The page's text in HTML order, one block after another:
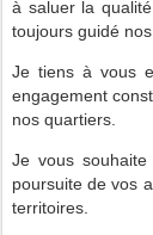
à saluer la
toujours guidé
Je tiens à vous
engagement
nos quartiers.
Je vous
poursuite de vos
territoires.